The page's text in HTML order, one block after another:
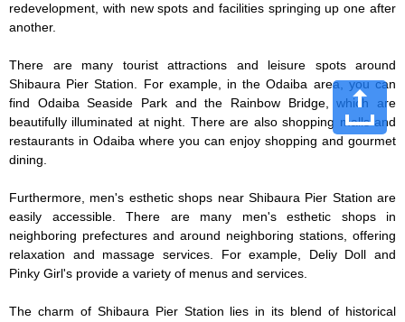
redevelopment, with new spots and facilities springing up one after
another.
There are many tourist attractions and leisure spots around
Shibaura Pier Station. For example, in the Odaiba area, you can
find Odaiba Seaside Park and the Rainbow Bridge, which are
beautifully illuminated at night. There are also shopping malls and
restaurants in Odaiba where you can enjoy shopping and gourmet
dining.
Furthermore, men's esthetic shops near Shibaura Pier Station are
easily accessible. There are many men's esthetic shops in
neighboring prefectures and around neighboring stations, offering
relaxation and massage services. For example, Deliy Doll and
Pinky Girl's provide a variety of menus and services.
The charm of Shibaura Pier Station lies in its blend of historical